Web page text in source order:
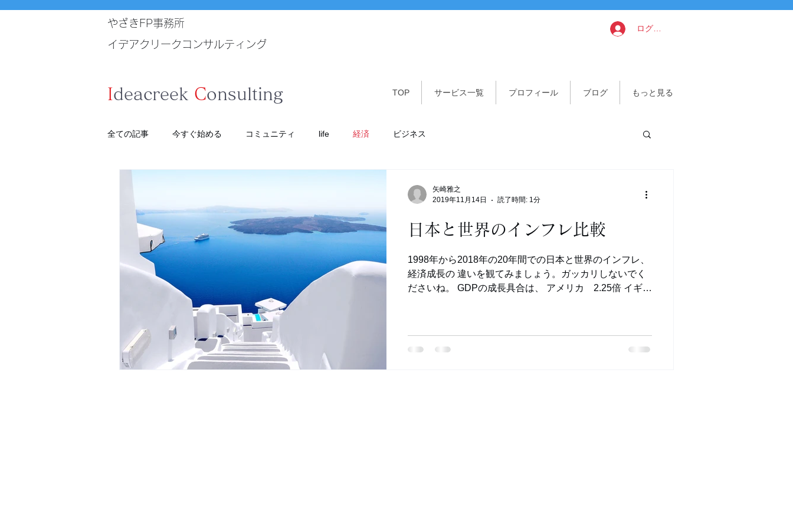
やざきFP事務所
イデアクリークコンサルティング
Ideacreek Consulting
ログイン
TOP サービス一覧 プロフィール ブログ もっと見る
全ての記事 今すぐ始める コミュニティ life 経済 ビジネス
日本と世界のインフレ比較
1998年から2018年の20年間での日本と世界のインフレ、
経済成長の 違いを観てみましょう。ガッカリしないでく
ださいね。 GDPの成長具合は、 アメリカ 2.25倍 イギリ
矢崎雅之
2019年11月14日
読了時間: 1分